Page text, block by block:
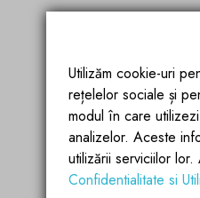
Utilizăm cookie-uri
rețelelor sociale și
modul în care
analizelor. Aceste
utilizării serviciilor
Confidentialitate si